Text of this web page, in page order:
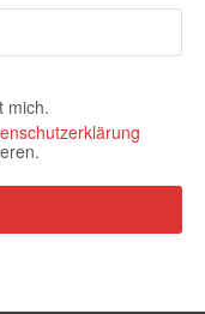
mich.